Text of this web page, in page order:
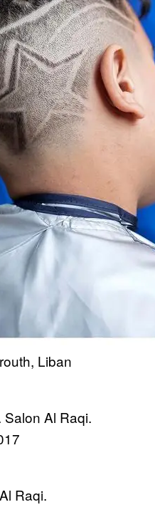
Liban
Al Raqi.
Raqi.